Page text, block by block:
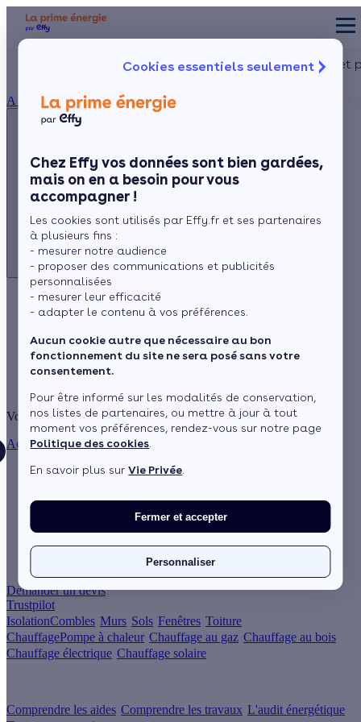
Cookies essentiels seulement
Chez Effy vos données sont bien gardées,
mais on en a besoin pour vous
accompagner !
Les cookies sont utilisés par Effy.fr et ses partenaires
à plusieurs fins :
- mesurer notre audience
- proposer des communications et publicités
personnalisées
- mesurer leur efficacité
- adapter le contenu à vos préférences.
Aucun cookie autre que nécessaire au bon
fonctionnement du site ne sera posé sans votre
consentement.
Pour être informé sur les modalités de conservation,
nos listes de partenaires, ou mettre à jour à tout
moment vos préférences, rendez-vous sur notre page
Politique des cookies
En savoir plus surVie Privée
Fermer et accepter
Personnaliser
À propos
du lundi au vendredi -
3456
Aides et
Appelez-nous !
du lundi au vendredi - 8h à 19h
3456
Service gratuit
+ prix appel
Éclairage
Vous êtes ici :
Accueil
guide Éclairage
Un projet de rénovation énergétique ?
Demander un devis
Trustpilot
IsolationCombles Murs Sols Fenêtres Toiture
ChauffagePompe à chaleur Chauffage au gaz Chauffage au bois
Chauffage électrique Chauffage solaire
Comprendre les aides Comprendre les travaux L'audit énergétique